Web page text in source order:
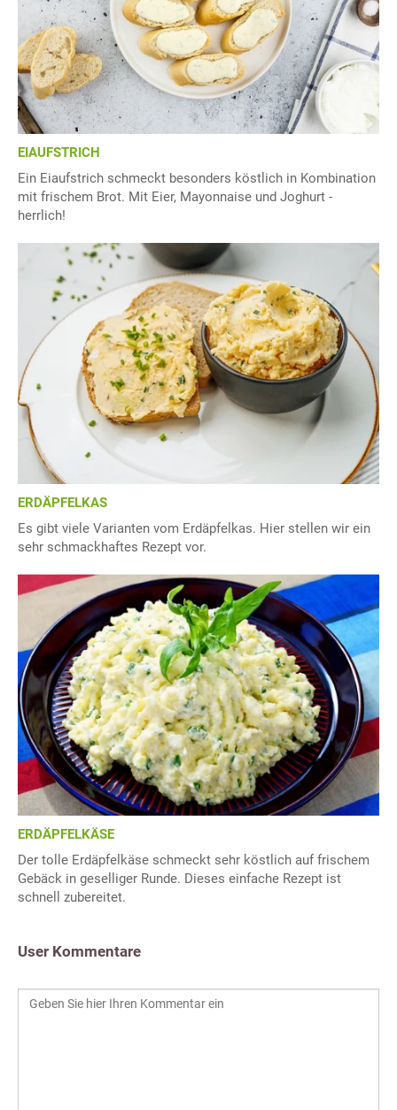
EIAUFSTRICH
Ein Eiaufstrich schmeckt besonders köstlich in Kombination
mit frischem Brot. Mit Eier, Mayonnaise und Joghurt -
herrlich!
ERDÄPFELKAS
Es gibt viele Varianten vom Erdäpfelkas. Hier stellen wir ein
sehr schmackhaftes Rezept vor.
ERDÄPFELKÄSE
Der tolle Erdäpfelkäse schmeckt sehr köstlich auf frischem
Gebäck in geselliger Runde. Dieses einfache Rezept ist
schnell zubereitet.
User Kommentare